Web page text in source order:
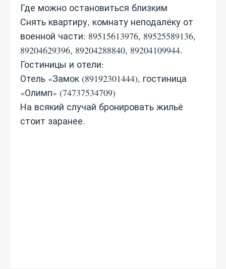
Где можно остановиться близким
Снять квартиру, комнату неподалёку от
военной части: 89515613976, 89525589136,
89204629396, 89204288840, 89204109944.
Гостиницы и отели:
Отель «Замок (89192301444), гостиница
«Олимп» (74737534709)
На всякий случай бронировать жильё
стоит заранее.